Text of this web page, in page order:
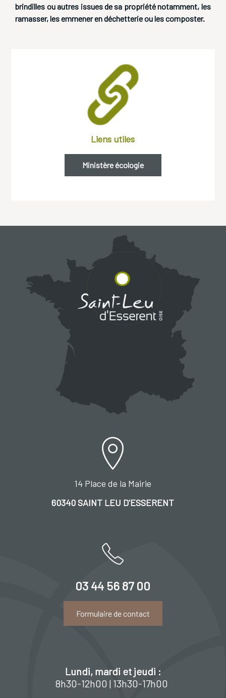
brindilles ou autres issues de sa propriété notamment, les
ramasser, les emmener en déchetterie ou les composter.
Liens utiles
Ministèreécologie
14 Place de la Mairie
60340 SAINT LEU D'ESSERENT
03 44 56 87 00
Formulaire de contact
Lundi, mardi et jeudi :
8h30-12h00 | 13h30-17h00